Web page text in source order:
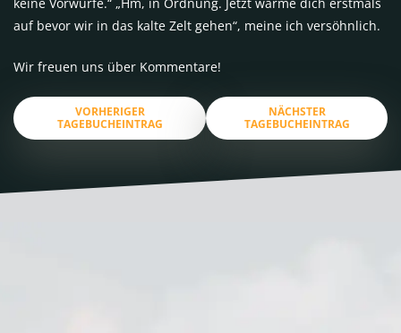
keine Vorwürfe.“ „Hm, in Ordnung. Jetzt wärme dich erstmals
auf bevor wir in das kalte Zelt gehen“, meine ich versöhnlich.
Wir freuen uns über Kommentare!
VORHERIGER
TAGEBUCHEINTRAG
NÄCHSTER
TAGEBUCHEINTRAG